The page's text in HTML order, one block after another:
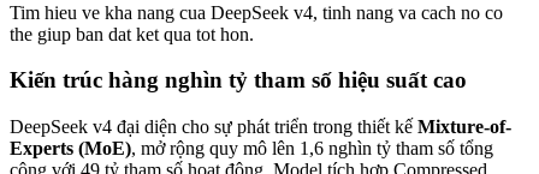
Tim hieu ve kha nang cua DeepSeek v4, tinh nang va cach no co
the giup ban dat ket qua tot hon.
Kiến trúc hàng nghìn tỷ tham số hiệu suất cao
DeepSeek v4 đại diện cho sự phát triển trong thiết kế Mixture-of-
Experts (MoE), mở rộng quy mô lên 1,6 nghìn tỷ tham số tổng
cộng với 49 tỷ tham số hoạt động. Model tích hợp Compressed